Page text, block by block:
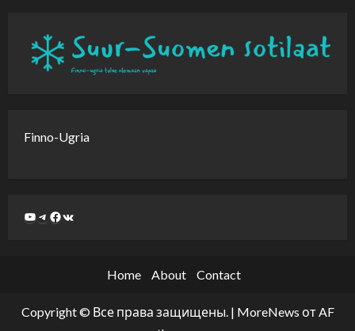
Finno-Ugria
Home About Contact
Copyright © Все права защищены. | MoreNews от AF